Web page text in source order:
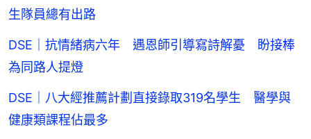
生隊員總有出路
DSE｜抗情緒病六年 遇恩師引導寫詩解憂 盼接棒
為同路人提燈
DSE｜八大經推薦計劃直接錄取319名學生 醫學與
健康類課程佔最多